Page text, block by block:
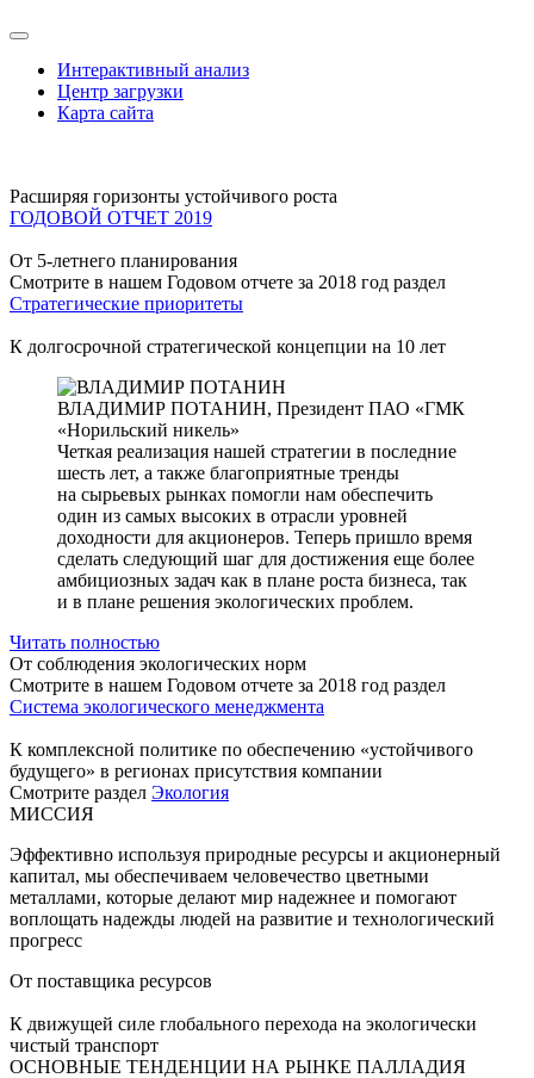
Интерактивный анализ
Центр загрузки
Карта сайта
Расширяя горизонты устойчивого роста
ГОДОВОЙ ОТЧЕТ 2019
От 5-летнего планирования
Смотрите в нашем Годовом отчете за 2018 год раздел
Стратегические приоритеты
К долгосрочной стратегической концепции на 10 лет
ВЛАДИМИР ПОТАНИН, Президент ПАО «ГМК
«Норильский никель»
Четкая реализация нашей стратегии в последние
шесть лет, а также благоприятные тренды
на сырьевых рынках помогли нам обеспечить
один из самых высоких в отрасли уровней
доходности для акционеров. Теперь пришло время
сделать следующий шаг для достижения еще более
амбициозных задач как в плане роста бизнеса, так
и в плане решения экологических проблем.
Читать полностью
От соблюдения экологических норм
Смотрите в нашем Годовом отчете за 2018 год раздел
Система экологического менеджмента
К комплексной политике по обеспечению «устойчивого
будущего» в регионах присутствия компании
Смотрите раздел Экология
МИССИЯ
Эффективно используя природные ресурсы и акционерный
капитал, мы обеспечиваем человечество цветными
металлами, которые делают мир надежнее и помогают
воплощать надежды людей на развитие и технологический
прогресс
От поставщика ресурсов
К движущей силе глобального перехода на экологически
чистый транспорт
ОСНОВНЫЕ ТЕНДЕНЦИИ НА РЫНКЕ ПАЛЛАДИЯ